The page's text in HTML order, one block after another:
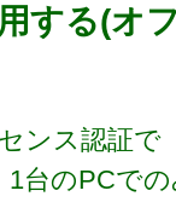
する(オ
ンス認証で
1台のPCで